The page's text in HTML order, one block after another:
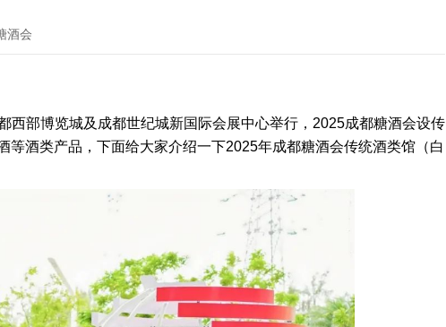
酒会
西部博览城及成都世纪城新国际会展中心举行， 2025成都糖酒会设传
等酒类产品，下面给大家介绍一下2025年成都糖酒会传统酒类馆（白